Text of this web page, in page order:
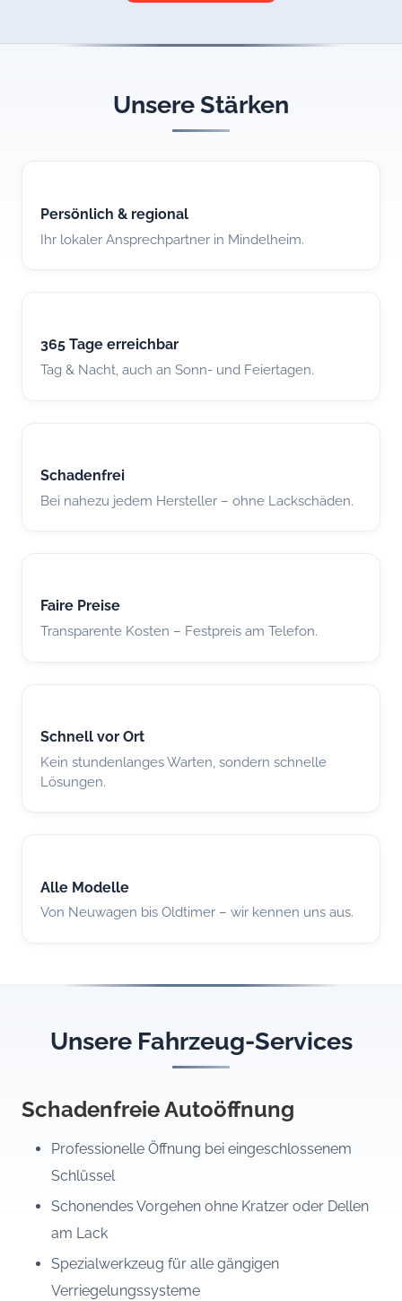
Unsere Stärken
Persönlich & regional
Ihr lokaler Ansprechpartner in Mindelheim.
365 Tage erreichbar
Tag & Nacht, auch an Sonn- und Feiertagen.
Schadenfrei
Bei nahezu jedem Hersteller – ohne Lackschäden.
Faire Preise
Transparente Kosten – Festpreis am Telefon.
Schnell vor Ort
Kein stundenlanges Warten, sondern schnelle
Lösungen.
Alle Modelle
Von Neuwagen bis Oldtimer – wir kennen uns aus.
Unsere Fahrzeug-Services
Schadenfreie Autoöffnung
Professionelle Öffnung bei eingeschlossenem
Schlüssel
Schonendes Vorgehen ohne Kratzer oder Dellen
am Lack
Spezialwerkzeug für alle gängigen
Verriegelungssysteme